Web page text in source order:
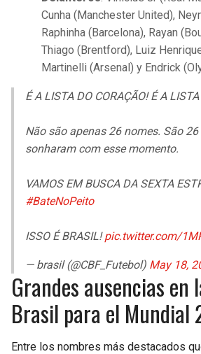
Cunha (Manchester United),
Raphinha (Barcelona), Rayan
Thiago (Brentford), Luiz
Martinelli (Arsenal) y Endrick
É A LISTA DO CORAÇÃO! É A
Não são apenas 26 nomes. São
sonharam com esse momento.
VAMOS EM BUSCA DA SEXTA
#BateNoPeito
ISSO É BRASIL!pic.twitter.com/
— brasil (@CBF_Futebol) May 18,
Grandes ausencias en
Brasil para el Mundial
Entre los nombres más destacados